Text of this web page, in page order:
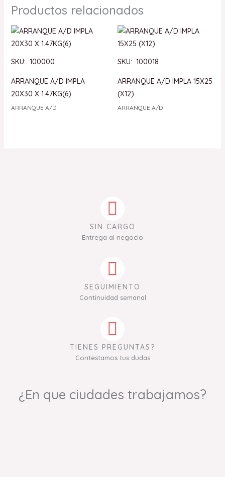
Productos relacionados
SKU: 100000
ARRANQUE A/D IMPLA
20X30 X 1.47KG(6)
ARRANQUE A/D
SKU: 100018
ARRANQUE A/D IMPLA 15X25
(X12)
ARRANQUE A/D
SIN CARGO
Entrega al negocio
SEGUIMIENTO
Continuidad semanal
TIENES PREGUNTAS?
Contestamos tus dudas
¿En que ciudades trabajamos?